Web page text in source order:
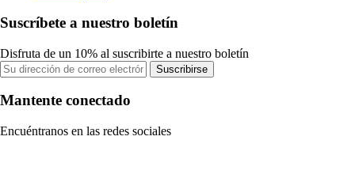
Suscríbete a nuestro boletín
Disfruta de un 10% al suscribirte a nuestro boletín
Suscribirse
Mantente conectado
Encuéntranos en las redes sociales